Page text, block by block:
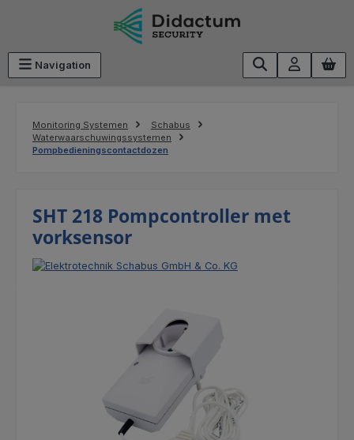
Navigation
Monitoring Systemen
Schabus
Waterwaarschuwingssystemen
Pompbedieningscontactdozen
SHT 218 Pompcontroller met
vorksensor